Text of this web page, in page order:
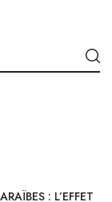
: L’EFFET